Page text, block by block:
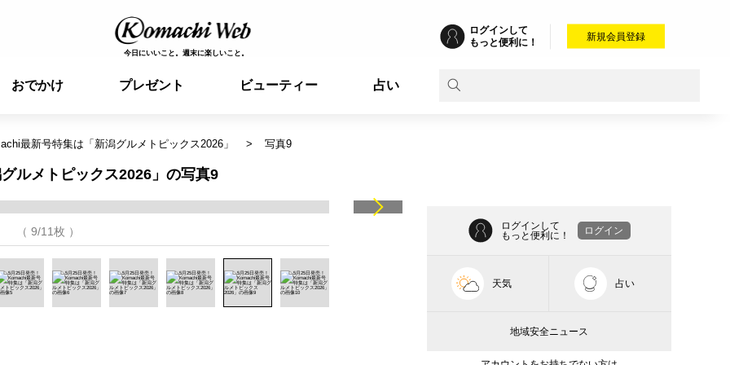
今日にいいこと。週末に楽しいこと。
ログインして
もっと便利に！
新規会員登録
おでかけ プレゼント ビューティー 占い
最新号特集は「新潟グルメトピックス2026」 写真9
ルメトピックス2026」の写真9
（ 9/11枚 ）
ログインして
もっと便利に！
ログイン
天気 占い
地域安全ニュース